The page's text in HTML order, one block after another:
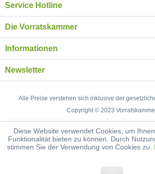
Service Hotline
Die Vorratskammer
Informationen
Newsletter
Alle Preise verstehen sich inklusive der
Copyright © 2023
Diese Website verwendet Cookies, um
Funktionalität bieten zu können. Durch
stimmen Sie der Verwendung von Cookies zu.